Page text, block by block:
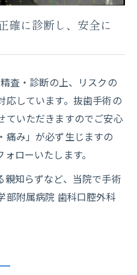
確に診断し、安全に
査・診断の上、リスクの
応しています。抜歯手術の
ていただきますのでご安心
痛み」が必ず生じますの
ローいたします。
知らずなど、当院で手術
部附属病院 歯科口腔外科